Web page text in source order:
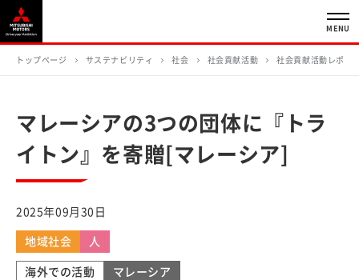
MENU
トップページ サステナビリティ 社会 社会貢献活動 社会貢献活動レポー
マレーシアの3つの団体に『トラ
イトン』を寄贈[マレーシア]
2025年09月30日
地域社会 人
海外での活動 マレーシア